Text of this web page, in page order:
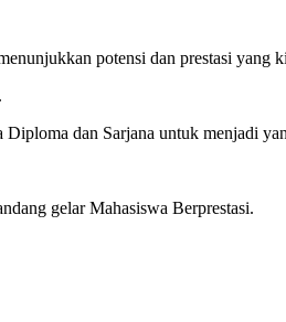
potensi dan prestasi yang
dan Sarjana untuk menjadi
gelar Mahasiswa Berprestasi.